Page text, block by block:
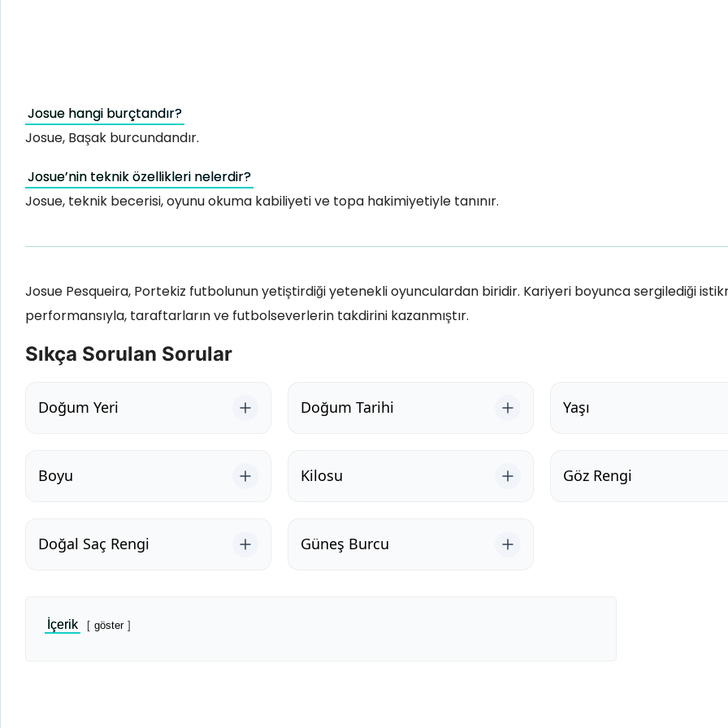
Josue hangi burçtandır?
Josue, Başak burcundandır.
Josue’nin teknik özellikleri nelerdir?
Josue, teknik becerisi, oyunu okuma kabiliyeti ve topa hakimiyetiyle tanınır.
Josue Pesqueira, Portekiz futbolunun yetiştirdiği yetenekli oyunculardan biridir. Kariyeri boyunca sergilediği
performansıyla, taraftarların ve futbolseverlerin takdirini kazanmıştır.
Sıkça Sorulan Sorular
Doğum Yeri Doğum Tarihi Yaşı
Boyu Kilosu Göz Rengi
Doğal Saç Rengi Güneş Burcu
İçerik göster